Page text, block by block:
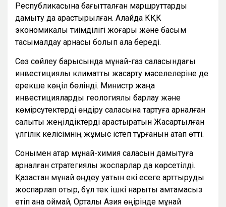
Республикасына бағытталған маршруттарды
дамыту да қарастырылған. Алайда КҚК
экономикалық тиімділігі жоғары және басым
тасымалдау арнасы болып қала береді.
Сөз сөйлеу барысында мұнай-газ саласындағы
инвестициялық климатты жақсарту мәселелеріне де
ерекше көңіл бөлінді. Министр жаңа
инвестицияларды геологиялық барлау және
көмірсутектерді өндіру саласына тартуға арналған
салықтық жеңілдіктерді қарастыратын Жақсартылған
үлгілік келісімнің жұмыс істеп тұрғанын атап өтті.
Сонымен қатар мұнай-химия саласын дамытуға
арналған стратегиялық жоспарлар да көрсетілді.
Қазақстан мұнай өңдеу қуатын екі есеге арттыруды
жоспарлап отыр, бұл тек ішкі нарықты қамтамасыз
етіп қана қоймай, Орталық Азия өңірінде мұнай